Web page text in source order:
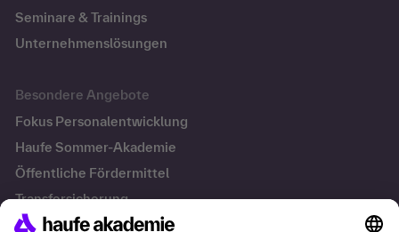
Seminare & Trainings
Unternehmenslösungen
Besondere Angebote
Fokus Personalentwicklung
Haufe Sommer-Akademie
Öffentliche Fördermittel
Transfersicherung